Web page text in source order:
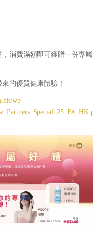
消費滿額即可獲贈一份專屬
的優質健康體驗！
wp-